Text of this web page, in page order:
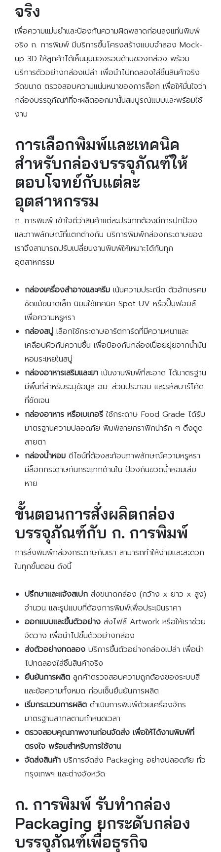
จริง
เพื่อความแม่นยำและป้องกันความผิดพลาดก่อนลงแท่นพิมพ์
จริง ก. การพิมพ์ มีบริการขึ้นโครงสร้างแบบจำลอง Mock-
up 3D ให้ลูกค้าได้เห็นมุมมองรอบด้านของกล่อง พร้อม
บริการตัวอย่างกล่องเปล่า เพื่อนำไปทดลองใส่ชิ้นสินค้าจริง
วัดขนาด ตรวจสอบความแน่นหนาของการล็อก เพื่อให้มั่นใจว่า
กล่องบรรจุภัณฑ์ที่จะผลิตออกมานั้นสมบูรณ์แบบและพร้อมใช้
งาน
การเลือกพิมพ์และเทคนิค
สำหรับกล่องบรรจุภัณฑ์ให้
ตอบโจทย์กับแต่ละ
อุตสาหกรรม
ก. การพิมพ์ เข้าใจดีว่าสินค้าแต่ละประเภทต้องมีการปกป้อง
และภาพลักษณ์ที่แตกต่างกัน บริการพิมพ์กล่องกระดาษของ
เราจึงสามารถปรับเปลี่ยนงานพิมพ์ให้เหมาะได้กับทุก
อุตสาหกรรม
กล่องเครื่องสำอางและครีม เน้นความประณีต ตัวอักษรคม
ชัดแม้ขนาดเล็ก นิยมใช้เทคนิค Spot UV หรือปั๊มฟอยล์
เพื่อความหรูหรา
กล่องสบู่ เลือกใช้กระดาษอาร์ตการ์ดที่มีความหนาและ
เคลือบผิวกันความชื้น เพื่อป้องกันกล่องเปื่อยยุ่ยจากน้ำมัน
หอมระเหยในสบู่
กล่องอาหารเสริมและยา เน้นงานพิมพ์ที่สะอาด ได้มาตรฐาน
มีพื้นที่สำหรับระบุข้อมูล อย. ส่วนประกอบ และรหัสบาร์โค้ด
ที่ชัดเจน
กล่องอาหาร หรือเบเกอรี ใช้กระดาษ Food Grade ได้รับ
มาตรฐานความปลอดภัย พิมพ์ลายกราฟิกน่ารัก ๆ ดึงดูด
สายตา
กล่องน้ำหอม ดีไซน์ที่ต้องสะท้อนภาพลักษณ์ความหรูหรา
มีล็อกกระดาษกันกระแทกด้านใน ป้องกันขวดน้ำหอมเสีย
หาย
ขั้นตอนการสั่งผลิตกล่อง
บรรจุภัณฑ์กับ ก. การพิมพ์
การสั่งพิมพ์กล่องกระดาษกับเรา สามารถทำให้ง่ายและสะดวก
ในทุกขั้นตอน ดังนี้
ปรึกษาและแจ้งสเปก ส่งขนาดกล่อง (กว้าง x ยาว x สูง)
จำนวน และรูปแบบที่ต้องการพิมพ์เพื่อประเมินราคา
ออกแบบและขึ้นตัวอย่าง ส่งไฟล์ Artwork หรือให้เราช่วย
จัดวาง เพื่อนำไปขึ้นตัวอย่างกล่อง
ส่งตัวอย่างทดลอง บริการขึ้นตัวอย่างกล่องเปล่า เพื่อนำ
ไปทดลองใส่ชิ้นสินค้าจริง
ยืนยันการผลิต ลูกค้าตรวจสอบความถูกต้องของระบบสี
และข้อความทั้งหมด ก่อนเซ็นยืนยันการผลิต
เริ่มกระบวนการผลิต ดำเนินการพิมพ์ด้วยเครื่องจักร
มาตรฐานสากลตามกำหนดเวลา
ตรวจสอบคุณภาพงานก่อนจัดส่ง เพื่อให้ได้งานพิมพ์ที่
ตรงใจ พร้อมสำหรับการใช้งาน
จัดส่งสินค้า บริการจัดส่ง Packaging อย่างปลอดภัย ทั่ว
กรุงเทพฯ และต่างจังหวัด
ก. การพิมพ์ รับทํากล่อง
Packaging ยกระดับกล่อง
บรรจุภัณฑ์เพื่อธุรกิจ